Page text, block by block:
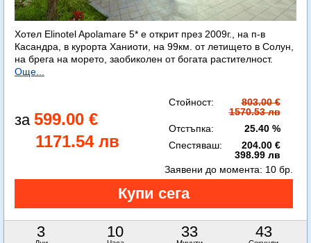
Хотел Elinotel Apolamare 5* е открит през 2009г., на п-в
Касандра, в курорта Ханиоти, на 99км. от летището в Солун,
на брега на морето, заобиколен от богата растителност.
Още...
599.00 €
1171.54 лв
Стойност:
803.00 €
1570.53 лв
Отстъпка:
25.40 %
Спестяваш:
204.00 €
398.99 лв
3 10 33 41
Заявени до момента: 10 бр.